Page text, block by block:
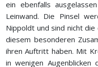
ein ebenfalls
Leinwand. Die Pinsel
Nippoldt und sind nicht
diesem besonderen
ihren Auftritt haben. Mit
in wenigen